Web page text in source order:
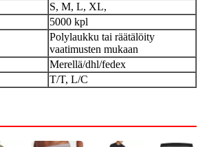
S, M, L, XL,
5000 kpl
Polylaukku tai räätälöity
vaatimusten mukaan
Merellä/dhl/fedex
T/T, L/C